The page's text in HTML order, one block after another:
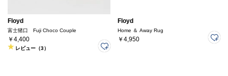
Floyd
富士猪口 Fuji Choco Couple
￥4,400
レビュー（3）
Floyd
Home ＆ Away Rug
￥4,950